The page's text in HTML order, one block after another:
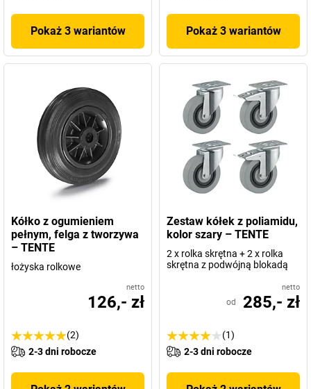
Pokaż 3 wariantów Pokaż 3 wariantów
Kółko z ogumieniem
pełnym, felga z tworzywa
– TENTE
łożyska rolkowe
netto
126,- zł
(2)
2-3 dni robocze
Zestaw kółek z poliamidu,
kolor szary – TENTE
2 x rolka skrętna + 2 x rolka
skrętna z podwójną blokadą
netto
od 285,- zł
(1)
2-3 dni robocze